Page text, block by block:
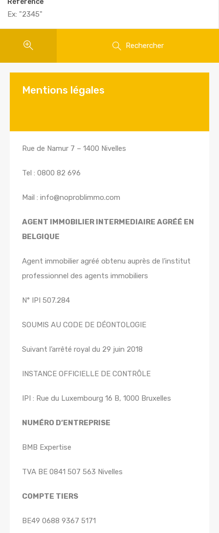
Référence
Rechercher
Mentions légales
Rue de Namur 7 – 1400 Nivelles
Tel : 0800 82 696
Mail : info@noproblimmo.com
AGENT IMMOBILIER INTERMEDIAIRE AGRÉÉ EN
BELGIQUE
Agent immobilier agréé obtenu auprès de l’institut
professionnel des agents immobiliers
N° IPI 507.284
SOUMIS AU CODE DE DÉONTOLOGIE
Suivant l’arrêté royal du 29 juin 2018
INSTANCE OFFICIELLE DE CONTRÔLE
IPI : Rue du Luxembourg 16 B, 1000 Bruxelles
NUMÉRO D’ENTREPRISE
BMB Expertise
TVA BE 0841 507 563 Nivelles
COMPTE TIERS
BE49 0688 9367 5171